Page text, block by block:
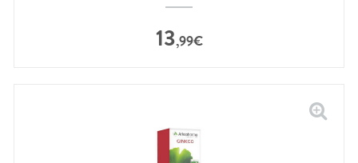
13,99€